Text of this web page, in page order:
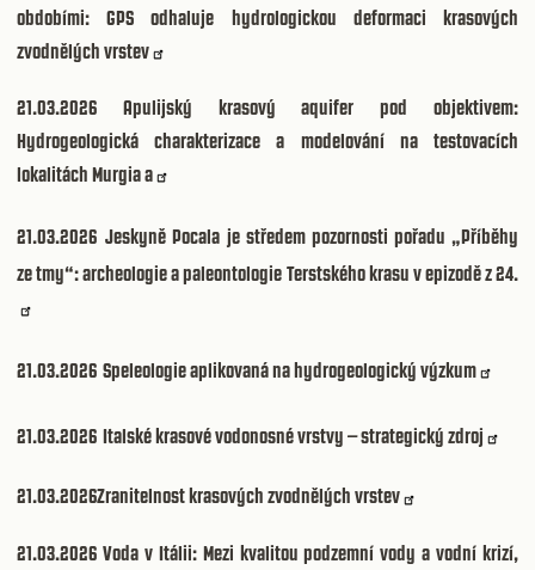
obdobími: GPS odhaluje hydrologickou deformaci krasových
zvodnělých vrstev
21.03.2026 Apulijský krasový aquifer pod objektivem:
Hydrogeologická charakterizace a modelování na testovacích
lokalitách Murgia a
21.03.2026 Jeskyně Pocala je středem pozornosti pořadu „Příběhy
ze tmy“: archeologie a paleontologie Terstského krasu v epizodě z 24.
21.03.2026 Speleologie aplikovaná na hydrogeologický výzkum
21.03.2026 Italské krasové vodonosné vrstvy – strategický zdroj
21.03.2026Zranitelnost krasových zvodnělých vrstev
21.03.2026 Voda v Itálii: Mezi kvalitou podzemní vody a vodní krizí,